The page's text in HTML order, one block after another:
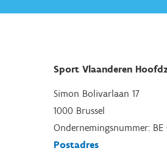
Sport Vlaanderen
Simon Bolivarlaan 17
1000 Brussel
Ondernemingsnummer: BE
Postadres